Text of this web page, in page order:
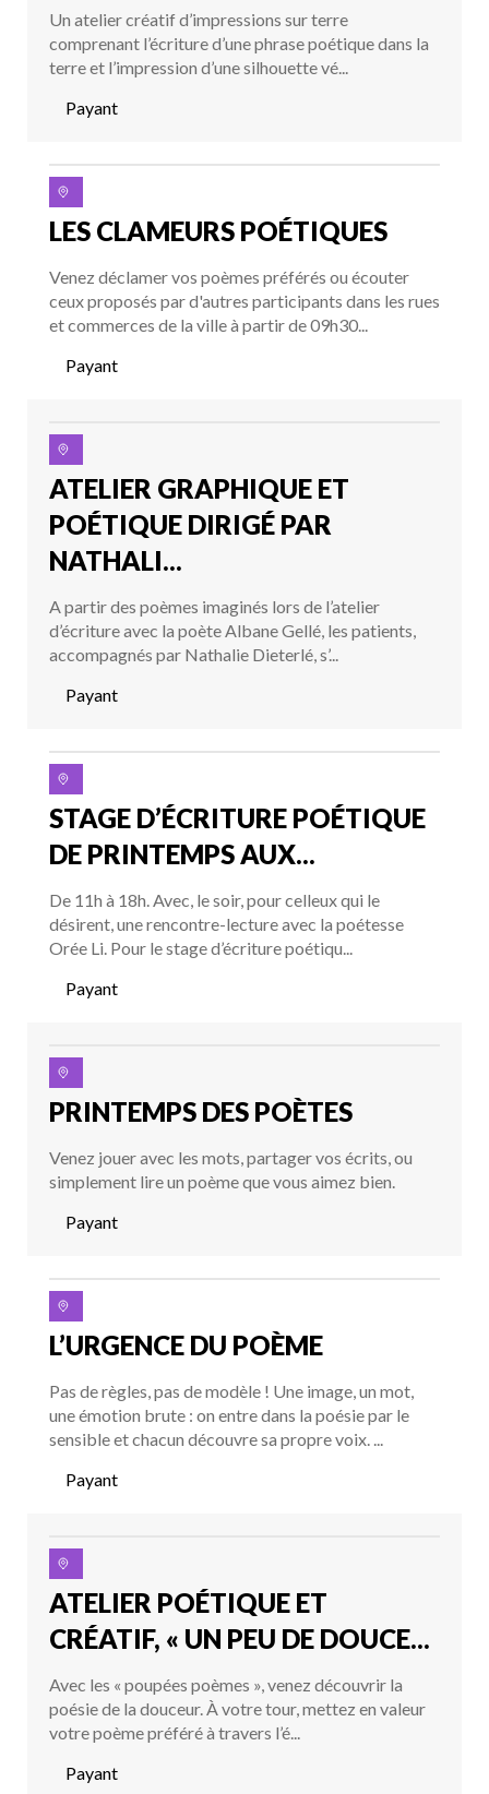
Un atelier créatif d’impressions sur terre
comprenant l’écriture d’une phrase poétique dans la
terre et l’impression d’une silhouette vé...
Payant
LES CLAMEURS POÉTIQUES
Venez déclamer vos poèmes préférés ou écouter
ceux proposés par d'autres participants dans les rues
et commerces de la ville à partir de 09h30...
Payant
ATELIER GRAPHIQUE ET
POÉTIQUE DIRIGÉ PAR
NATHALI...
A partir des poèmes imaginés lors de l’atelier
d’écriture avec la poète Albane Gellé, les patients,
accompagnés par Nathalie Dieterlé, s’...
Payant
STAGE D’ÉCRITURE POÉTIQUE
DE PRINTEMPS AUX...
De 11h à 18h. Avec, le soir, pour celleux qui le
désirent, une rencontre-lecture avec la poétesse
Orée Li. Pour le stage d’écriture poétiqu...
Payant
PRINTEMPS DES POÈTES
Venez jouer avec les mots, partager vos écrits, ou
simplement lire un poème que vous aimez bien.
Payant
L’URGENCE DU POÈME
Pas de règles, pas de modèle ! Une image, un mot,
une émotion brute : on entre dans la poésie par le
sensible et chacun découvre sa propre voix. ...
Payant
ATELIER POÉTIQUE ET
CRÉATIF, « UN PEU DE DOUCE...
Avec les « poupées poèmes », venez découvrir la
poésie de la douceur. À votre tour, mettez en valeur
votre poème préféré à travers l’é...
Payant